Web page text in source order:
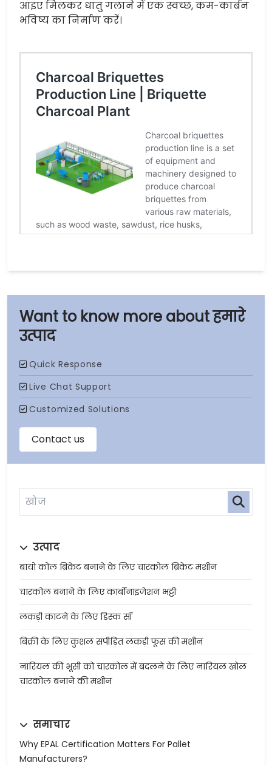
हमारे
उत्पाद
उत्पाद
बायो कोल ब्रिकेट बनाने के लिए चारकोल ब्रिकेट मशीन
चारकोल बनाने के लिए कार्बोनाइजेशन भट्टी
लकड़ी काटने के लिए डिस्क सॉ
बिक्री के लिए कुशल संपीड़ित लकड़ी फूस की मशीन
नारियल की भूसी को चारकोल में बदलने के लिए नारियल खोल
चारकोल बनाने की मशीन
समाचार
Why EPAL Certification Matters For Pallet
Manufacturers?
आइए मिलकर धातु गलाने में एक स्वच्छ, कम-कार्बन
भविष्य का निर्माण करें।